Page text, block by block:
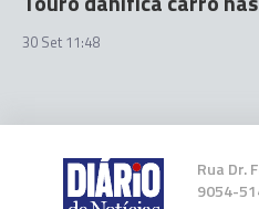
30 Set 11:48
Rua Dr.
9054-